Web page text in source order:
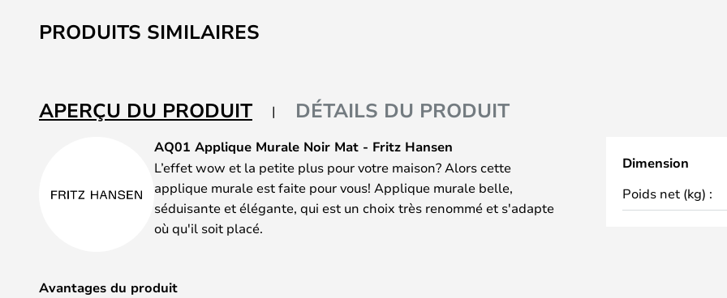
to
the
the
images
PRODUITS SIMILAIRES
APERÇU DU PRODUIT DÉTAILS DU PRODUIT
AQ01 Applique Murale Noir Mat - Fritz Hansen
L’effet wow et la petite plus pour votre maison? Alors cette
applique murale est faite pour vous! Applique murale belle,
séduisante et élégante, qui est un choix très renommé et s'adapte
où qu'il soit placé.
Avantages du produit
Dimension
Poids net (kg) :